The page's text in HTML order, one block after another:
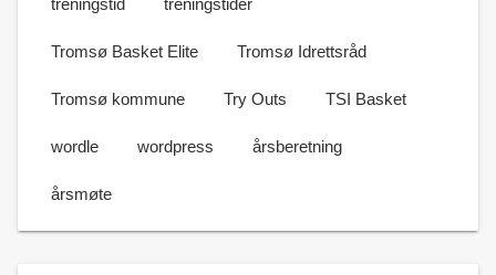
treningstid treningstider
Tromsø Basket Elite Tromsø Idrettsråd
Tromsø kommune Try Outs TSI Basket
wordle wordpress årsberetning
årsmøte